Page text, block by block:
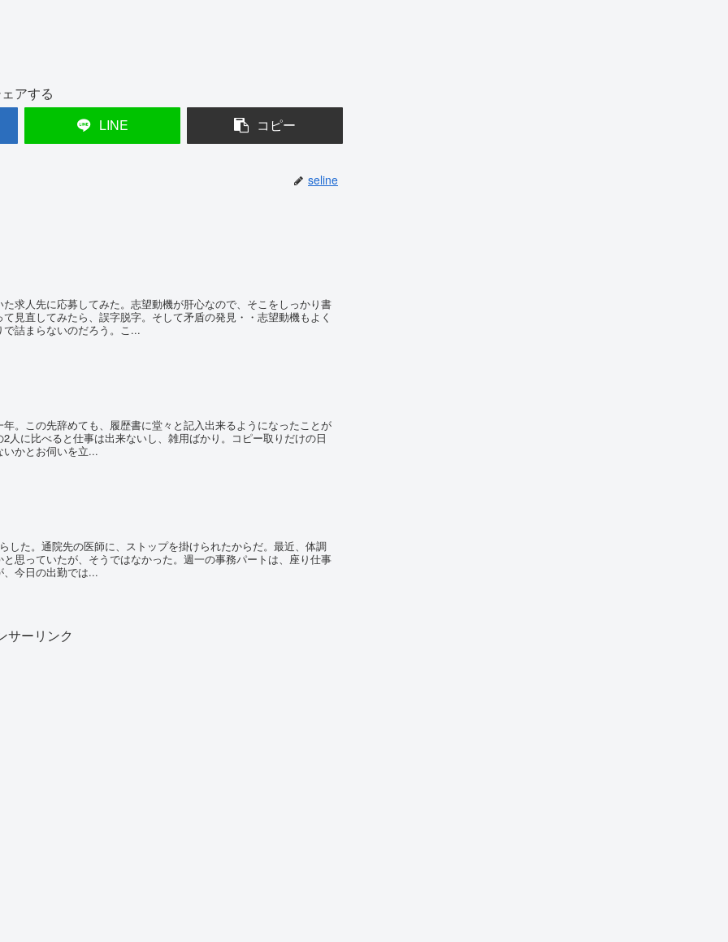
アする
LINE コピー
seline
求人先に応募してみた。志望動機が肝心なので、そこをしっかり書
見直してみたら、誤字脱字。そして矛盾の発見・・志望動機もよく
詰まらないのだろう。こ...
。この先辞めても、履歴書に堂々と記入出来るようになったことが
人に比べると仕事は出来ないし、雑用ばかり。コピー取りだけの日
いかとお伺いを立...
した。通院先の医師に、ストップを掛けられたからだ。最近、体調
思っていたが、そうではなかった。週一の事務パートは、座り仕事
今日の出勤では...
サーリンク